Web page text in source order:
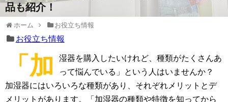
品も紹介！
ホーム お役立ち情報
お役立ち情報
「加
湿器を購入したいけれど、種類がたくさんあ
って悩んでいる」という人はいませんか？
加湿器にはいろいろな種類があり、それぞれメリットとデ
メリットがあります。「加湿器の種類や特徴を知ってから